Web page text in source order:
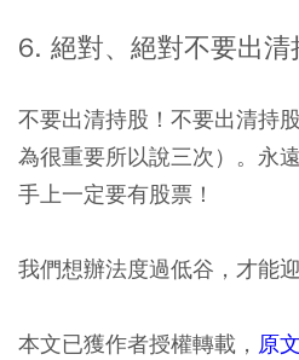
6. 絕對、絕對不要出清
不要出清持股！不要出清持
為很重要所以說三次）。永
手上一定要有股票！
我們想辦法度過低谷，才能
本文已獲作者授權轉載， 原